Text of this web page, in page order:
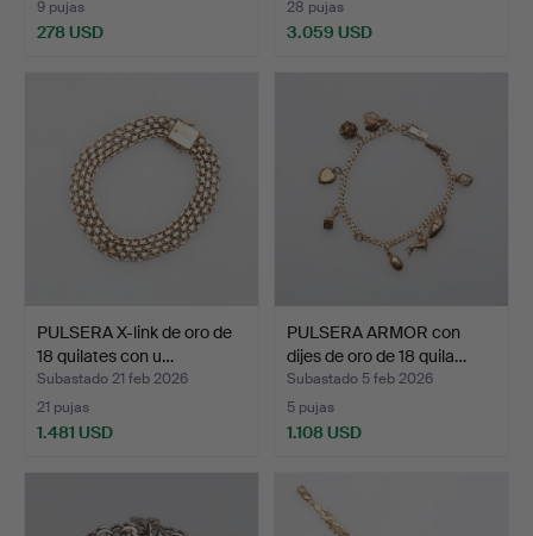
9 pujas
278 USD
28 pujas
3.059 USD
PULSERA X-link de oro de
18 quilates con u…
Subastado 21 feb 2026
21 pujas
1.481 USD
PULSERA ARMOR con
dijes de oro de 18 quila…
Subastado 5 feb 2026
5 pujas
1.108 USD